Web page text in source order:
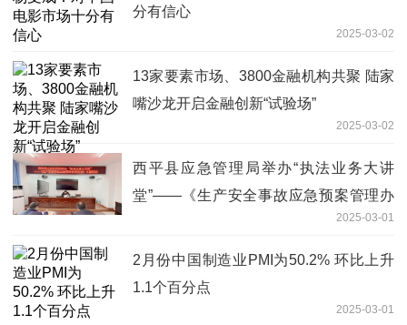
分有信心
2025-03-02
13家要素市场、3800金融机构共聚 陆家
嘴沙龙开启金融创新“试验场”
2025-03-02
西平县应急管理局举办“执法业务大讲
堂”——《生产安全事故应急预案管理办
2025-03-01
2月份中国制造业PMI为50.2% 环比上升
1.1个百分点
2025-03-01